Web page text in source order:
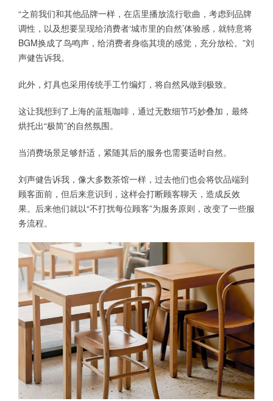
“之前我们和其他品牌一样，在店里播放流行歌曲，考虑到品牌
调性，以及想要呈现给消费者‘城市里的自然’体验感，就特意将
BGM换成了鸟鸣声，给消费者身临其境的感觉，充分放松。”刘
声健告诉我。
此外，灯具也采用传统手工竹编灯，将自然风做到极致。
这让我想到了上海的蓝瓶咖啡，通过无数细节巧妙叠加，最终
烘托出“极简”的自然氛围。
当消费场景足够舒适，紧随其后的服务也需要适时自然。
刘声健告诉我，像大多数茶馆一样，过去他们也会将饮品端到
顾客面前，但后来意识到，这样会打断顾客聊天，造成反效
果。后来他们就以“不打扰每位顾客”为服务原则，改变了一些服
务流程。